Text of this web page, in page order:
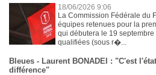
18/06/2026 9:06
La Commission Fédérale du
équipes retenues pour la
qui débutera le 19
qualifiées (sous r�...
Bleues - Laurent BONADEI : "C'est
différence"